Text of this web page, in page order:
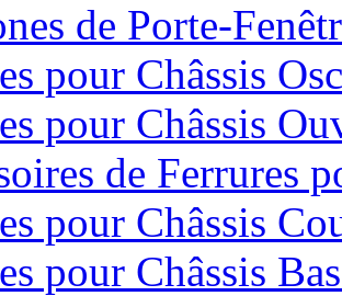
de Porte-
pour Châssis
pour Châssis
de Ferrures
pour Châssis
pour Châssis